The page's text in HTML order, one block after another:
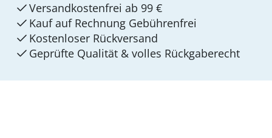
Versandkostenfrei ab 99 €
Kauf auf Rechnung Gebührenfrei
Kostenloser Rückversand
Geprüfte Qualität & volles Rückgaberecht